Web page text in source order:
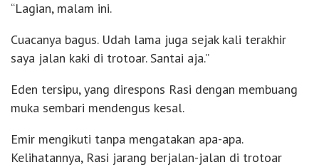
“Lagian, malam ini.
Cuacanya bagus. Udah lama juga sejak kali terakhir
saya jalan kaki di trotoar. Santai aja.”
Eden tersipu, yang direspons Rasi dengan membuang
muka sembari mendengus kesal.
Emir mengikuti tanpa mengatakan apa-apa.
Kelihatannya, Rasi jarang berjalan-jalan di trotoar